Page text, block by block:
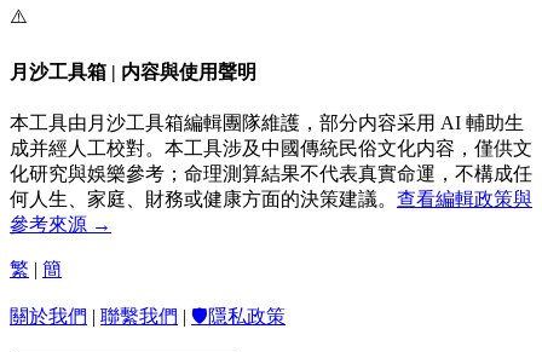
⚠️
月沙工具箱 | 内容與使用聲明
本工具由月沙工具箱編輯團隊維護，部分内容采用 AI 輔助生
成并經人工校對。本工具涉及中國傳統民俗文化内容，僅供文
化研究與娛樂參考；命理測算結果不代表真實命運，不構成任
何人生、家庭、財務或健康方面的決策建議。 查看編輯政策與
參考來源 →
繁 | 簡
關於我們 | 聯繫我們 | 🛡️隱私政策